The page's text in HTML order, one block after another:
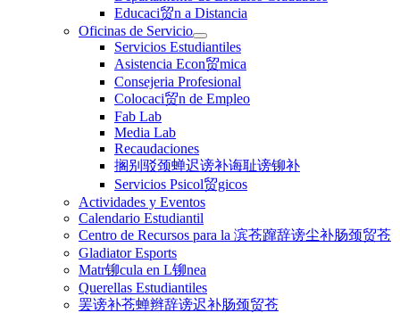
Educaci贸n a Distancia
Oficinas de Servicio
Servicios Estudiantiles
Asistencia Econ贸mica
Consejeria Profesional
Colocaci贸n de Empleo
Fab Lab
Media Lab
Recaudaciones
搁别驳颈蝉迟谤补诲耻谤铆补
Servicios Psicol贸gicos
Actividades y Eventos
Calendario Estudiantil
Centro de Recursos para la 滨苍蹿辞谤尘补肠颈贸苍
Gladiator Esports
Matr铆cula en L铆nea
Querellas Estudiantiles
罢谤补苍蝉辫辞谤迟补肠颈贸苍